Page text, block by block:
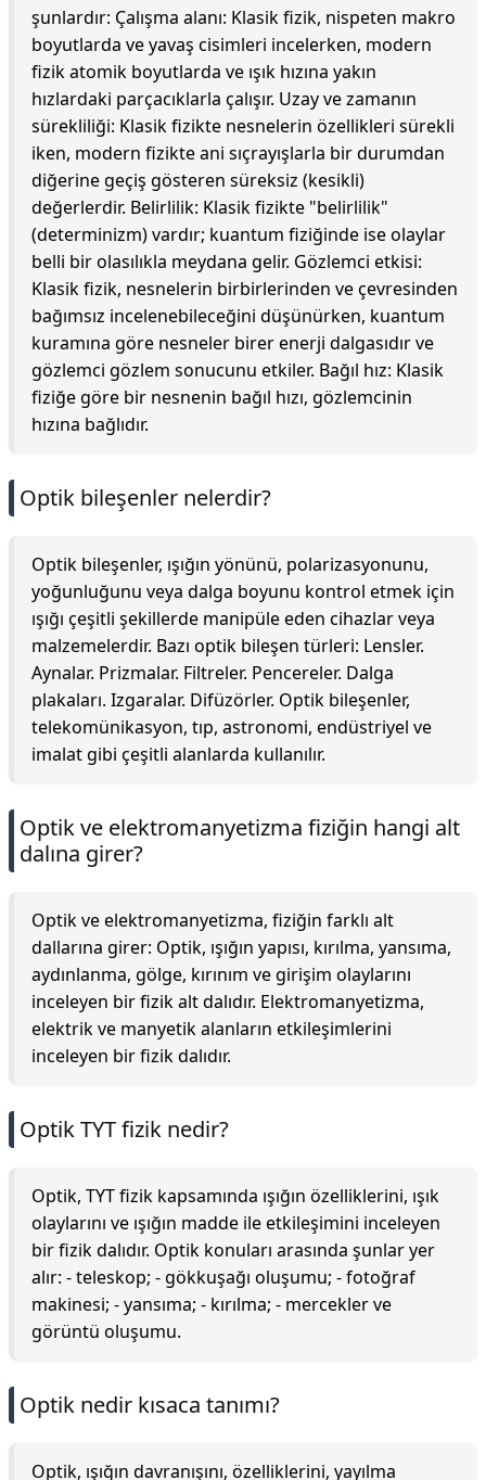
şunlardır: Çalışma alanı: Klasik fizik, nispeten makro
boyutlarda ve yavaş cisimleri incelerken, modern
fizik atomik boyutlarda ve ışık hızına yakın
hızlardaki parçacıklarla çalışır. Uzay ve zamanın
sürekliliği: Klasik fizikte nesnelerin özellikleri sürekli
iken, modern fizikte ani sıçrayışlarla bir durumdan
diğerine geçiş gösteren süreksiz (kesikli)
değerlerdir. Belirlilik: Klasik fizikte "belirlilik"
(determinizm) vardır; kuantum fiziğinde ise olaylar
belli bir olasılıkla meydana gelir. Gözlemci etkisi:
Klasik fizik, nesnelerin birbirlerinden ve çevresinden
bağımsız incelenebileceğini düşünürken, kuantum
kuramına göre nesneler birer enerji dalgasıdır ve
gözlemci gözlem sonucunu etkiler. Bağıl hız: Klasik
fiziğe göre bir nesnenin bağıl hızı, gözlemcinin
hızına bağlıdır.
Optik bileşenler nelerdir?
Optik bileşenler, ışığın yönünü, polarizasyonunu,
yoğunluğunu veya dalga boyunu kontrol etmek için
ışığı çeşitli şekillerde manipüle eden cihazlar veya
malzemelerdir. Bazı optik bileşen türleri: Lensler.
Aynalar. Prizmalar. Filtreler. Pencereler. Dalga
plakaları. Izgaralar. Difüzörler. Optik bileşenler,
telekomünikasyon, tıp, astronomi, endüstriyel ve
imalat gibi çeşitli alanlarda kullanılır.
Optik ve elektromanyetizma fiziğin hangi alt
dalına girer?
Optik ve elektromanyetizma, fiziğin farklı alt
dallarına girer: Optik, ışığın yapısı, kırılma, yansıma,
aydınlanma, gölge, kırınım ve girişim olaylarını
inceleyen bir fizik alt dalıdır. Elektromanyetizma,
elektrik ve manyetik alanların etkileşimlerini
inceleyen bir fizik dalıdır.
Optik TYT fizik nedir?
Optik, TYT fizik kapsamında ışığın özelliklerini, ışık
olaylarını ve ışığın madde ile etkileşimini inceleyen
bir fizik dalıdır. Optik konuları arasında şunlar yer
alır: - teleskop; - gökkuşağı oluşumu; - fotoğraf
makinesi; - yansıma; - kırılma; - mercekler ve
görüntü oluşumu.
Optik nedir kısaca tanımı?
Optik, ışığın davranışını, özelliklerini, yayılma